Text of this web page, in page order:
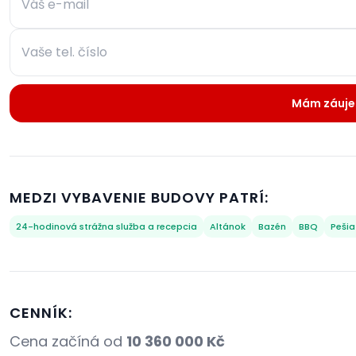
Mám
MEDZI VYBAVENIE BUDOVY PATRÍ:
24-hodinová strážna služba a recepcia Altánok Bazén BBQ
CENNÍK:
Cena začíná od 10 360 000 Kč